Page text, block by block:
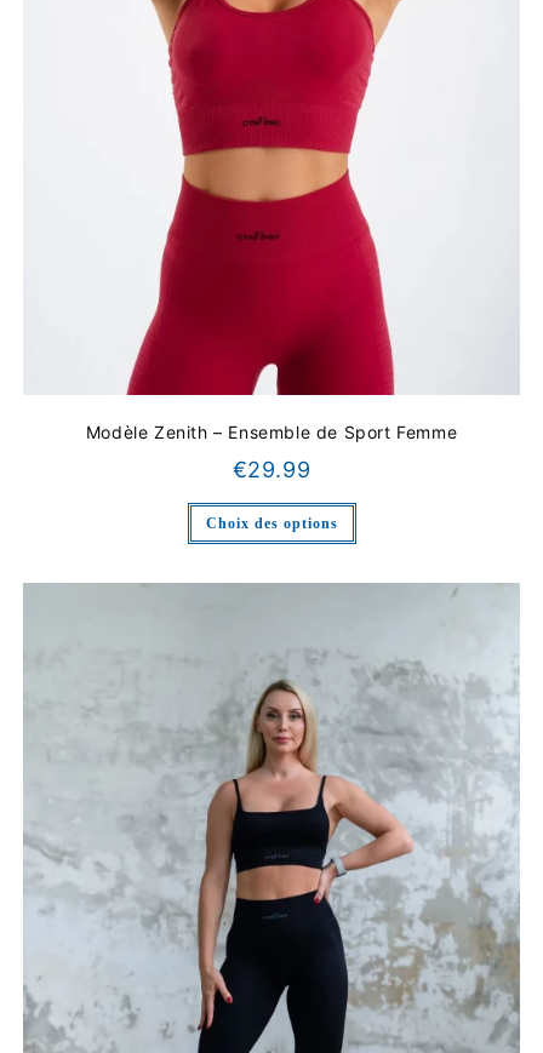
Modèle Zenith – Ensemble de Sport Femme
€29.99
Choix des options